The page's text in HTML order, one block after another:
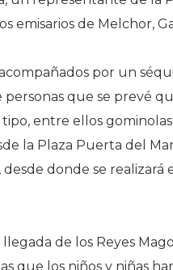
emisarios de Melchor,
por un
personas que se prevé
entre ellos
la Plaza Puerta del
desde donde se realizará
de los Reyes
que los niños y niñas